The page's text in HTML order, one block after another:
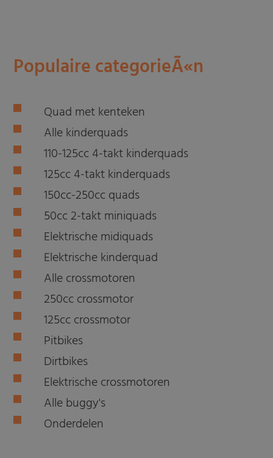
Populaire categorieÃ«n
Quad met kenteken
Alle kinderquads
110-125cc 4-takt kinderquads
125cc 4-takt kinderquads
150cc-250cc quads
50cc 2-takt miniquads
Elektrische midiquads
Elektrische kinderquad
Alle crossmotoren
250cc crossmotor
125cc crossmotor
Pitbikes
Dirtbikes
Elektrische crossmotoren
Alle buggy's
Onderdelen